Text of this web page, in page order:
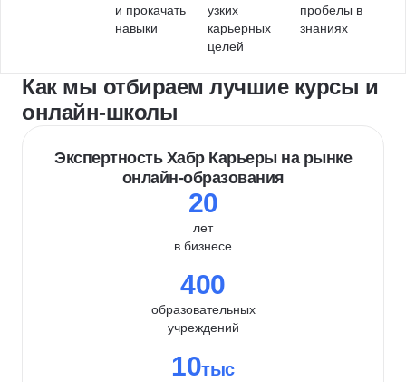
и прокачать
навыки
узких
карьерных
целей
пробелы в
знаниях
Как мы отбираем лучшие курсы и
онлайн-школы
Экспертность Хабр Карьеры на рынке
онлайн-образования
20
лет
в бизнесе
400
образовательных
учреждений
10тыс